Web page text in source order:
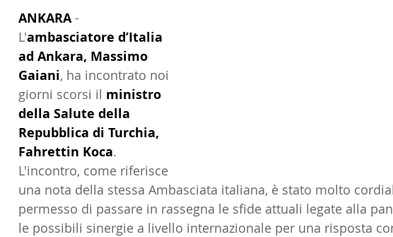
06 - ITALIANI ALL'ESTERO Asia
08 - ITALIANI IN OCEANIA 09 - ITALIANI ALL'ESTERO Nord Amer
11 - ITALIANI ALL'ESTERO Sud Amer
14 - IIC IST. ITALIANO CULTURA 15 - AMBASCIATE CONSOLATI 16
ANKARA -
L'ambasciatore d’Italia
ad Ankara, Massimo
Gaiani, ha incontrato noi
giorni scorsi il ministro
della Salute della
Repubblica di Turchia,
Fahrettin Koca.
L'incontro, come riferisce
una nota della stessa Ambasciata italiana, è stato molto
permesso di passare in rassegna le sfide attuali legate alla
le possibili sinergie a livello internazionale per una risposta